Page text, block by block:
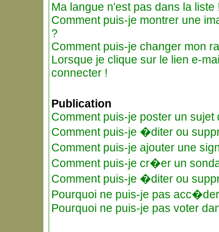
Ma langue n'est pas dans la liste
Comment puis-je montrer une
?
Comment puis-je changer mon
Lorsque je clique sur le lien e-
connecter !
Publication
Comment puis-je poster un sujet
Comment puis-je �diter ou
Comment puis-je ajouter une
Comment puis-je cr�er un
Comment puis-je �diter ou
Pourquoi ne puis-je pas
Pourquoi ne puis-je pas voter